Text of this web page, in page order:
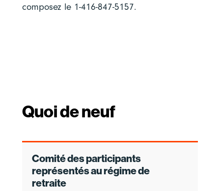
composez le 1-416-847-5157.
Quoi de neuf
Comité des participants
représentés au régime de
retraite